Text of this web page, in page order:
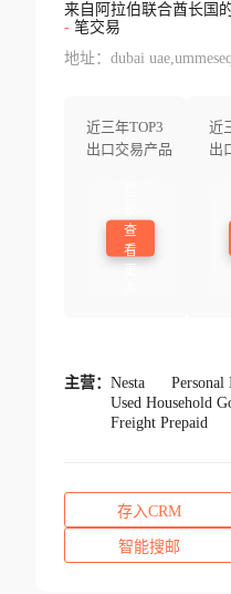
来自阿拉伯联合酋长国
-笔交易
地址：dubai
近三年TOP3
出口交易产品
查
看
近
出
主营： Nesta Personal
Used Household
Freight Prepaid
存入CRM
智能搜邮